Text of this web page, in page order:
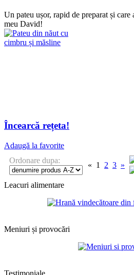
Un pateu ușor, rapid de preparat și
meu David!
Încearcă rețeta!
Adaugă la favorite
Ordonare dupa:
« 1 2 3 »
Leacuri alimentare
Meniuri și provocări
Testimoniale